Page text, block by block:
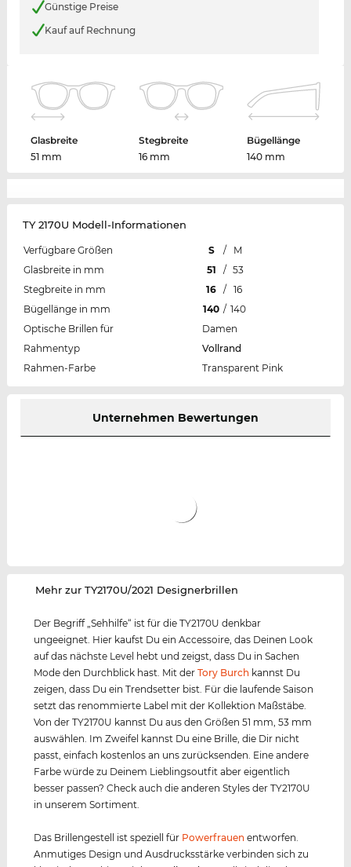
Günstige Preise
Kauf auf Rechnung
Glasbreite
51 mm
Stegbreite
16 mm
Bügellänge
140 mm
TY 2170U Modell-Informationen
Verfügbare Größen S /
M
Glasbreite in mm
51 / 53
Stegbreite in mm
16 /
16
Bügellänge in mm
140 / 140
Optische Brillen für
Damen
Rahmentyp
Vollrand
Rahmen-Farbe
Transparent Pink
Unternehmen Bewertungen
‌Mehr zur TY2170U/2021 Designerbrillen
Der Begriff „Sehhilfe“ ist für die TY2170U denkbar
ungeeignet. Hier kaufst Du ein Accessoire, das Deinen Look
auf das nächste Level hebt und zeigst, dass Du in Sachen
Mode den Durchblick hast. Mit derTory Burch kannst Du
zeigen, dass Du ein Trendsetter bist. Für die laufende Saison
setzt das renommierte Label mit der Kollektion Maßstäbe.
Von der TY2170U kannst Du aus den Größen 51 mm, 53 mm
auswählen. Im Zweifel kannst Du eine Brille, die Dir nicht
passt, einfach kostenlos an uns zurücksenden. Eine andere
Farbe würde zu Deinem Lieblingsoutfit aber eigentlich
besser passen? Check auch die anderen Styles der TY2170U
in unserem Sortiment.
Das Brillengestell ist speziell für Powerfrauen entworfen.
Anmutiges Design und Ausdrucksstärke verbinden sich zu